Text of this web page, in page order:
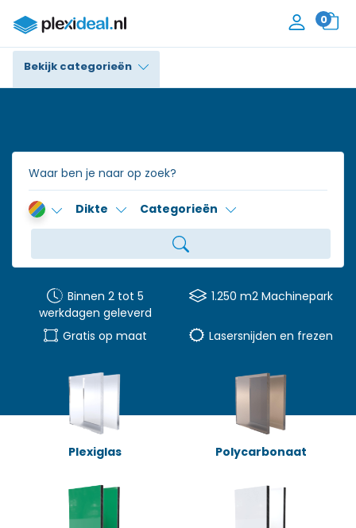
0
Bekijk categorieën
Trespa® / HPL
Alupanel / Dibond®
Accessoires
Dikte Categorieën
Binnen 2 tot 5
werkdagen geleverd
1.250 m2 Machinepark
Gratis op maat Lasersnijden en frezen
Plexiglas Polycarbonaat